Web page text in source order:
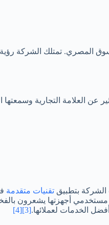
في السوق المصري. تمتلك
العلامة التجارية وسمعتها
الشركة بتطبيق تقنيات متقدمة
أجهزتها يشعرون
الخدمات لعملائها.[3]
[4]